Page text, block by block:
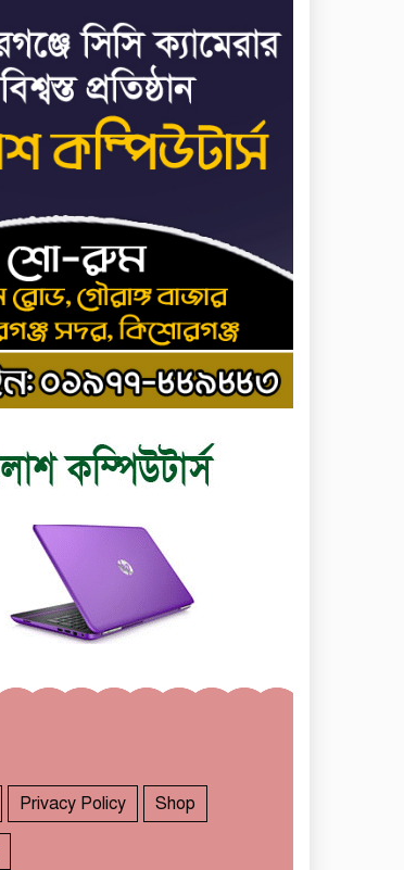
মৃত্যুদণ্ড বাদ না দেওয়ায়
প্রত্যক্ষদর্শীদের তথ্য দেয়নি
জাতিসংঘ: ট্রাইব্যুনালকে
প্রসিকিউটর
Privacy Policy Shop